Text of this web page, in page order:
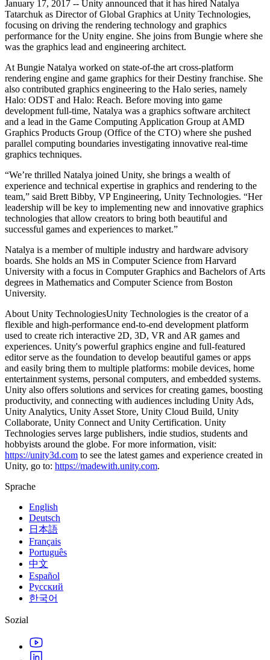
LiveOps
Einblicke nach dem Start und Live-Spielbetrieb
Wachsen Sie
Nutzerakquisition
Entdecken Sie und gewinnen Sie mobile Benutzer
In-App-Käufe
IAP Management über Filialen und D2C hinweg
Monetarisierung
Verbinden Sie Spieler mit den richtigen Spielen
Anwendungsfälle
Mobile Spiele
Mobile Hits mit Unity erstellen und wachsen lassen
Große Spiele mit kleinen Teams veröffentlichen
XR-Spiele
XR-Spiele plattformübergreifend starten
Multiplayer-Spiele
Vereinfachte Entwicklung von Multiplayer-Spielen
Einzelhandel
In-Store-Erlebnisse in Online-Erlebnisse umwandeln
Automobilindustrie
Innovation und Erlebnisse im Auto fördern
Alle Branchen anzeigen
Einblicke
Fallstudien
Erfolgsgeschichten aus der Praxis
Best-Practice-Leitfäden
Experten Tipps und Tricks
Demos
Demos, Beispiele und Bausteine
Alle Ressourcen
Neues
Aktualisierungen, Informationen und technische Tipps
Neuigkeiten
Nachrichten, Geschichten und Pressezentrum
Schließen Sie sich Entwicklern, Kreativen und Insidern an
Unity Awards
Feier der Unity-Schöpfer weltweit
Anleitungen
Umsetzbare Tipps und bewährte Verfahren
Bildung
Für Studierende
Starten Sie Ihre Karriere
Für Lehrkräfte
Optimieren Sie Ihr Lehren
Lizenzstipendium für Bildungseinrichtungen
Bringen Sie die Kraft von Unity in Ihre Institution
Zertifizierungen
Beweisen Sie Ihre Unity-Meisterschaft
January 17, 2017 -- Unity announced that it has hired Natalya
Tatarchuk as Director of Global Graphics at Unity Technologies,
focusing on driving the rendering technology and graphics
performance for the Unity engine. She joins from Bungie where she
was the graphics lead and engineering architect.
At Bungie Natalya worked on state-of-the art cross-platform
rendering engine and game graphics for their Destiny franchise. She
also contributed graphics engineering to the Halo series, namely
Halo: ODST and Halo: Reach. Before moving into game
development full-time, Natalya was a graphics software architect
and a lead in the Game Computing Application Group at AMD
Graphics Products Group (Office of the CTO) where she pushed
parallel computing boundaries investigating innovative real-time
graphics techniques.
“We’re thrilled Natalya joined Unity, she brings a wealth of
experience and technical expertise in graphics and rendering to the
team,” said Brett Bibby, VP Engineering, Unity Technologies. “Her
leadership will be key to implementing new and innovative graphics
technologies that allow creators to bring both beautiful and
successful games and experiences to market.”
Natalya is a member of multiple industry and hardware advisory
boards. She holds an MS in Computer Science from Harvard
University with a focus in Computer Graphics and Bachelors of Arts
degrees in Mathematics and Computer Science from Boston
University.
About Unity TechnologiesUnity Technologies is the creator of a
flexible and high-performance end-to-end development platform
used to create rich interactive 2D, 3D, VR and AR games and
experiences. Unity's powerful graphics engine and full-featured
editor serve as the foundation to develop beautiful games or apps
and easily bring them to multiple platforms: mobile devices, home
entertainment systems, personal computers, and embedded systems.
Unity also offers solutions and services for creating games, boosting
productivity, and connecting with audiences including Unity Ads,
Unity Analytics, Unity Asset Store, Unity Cloud Build, Unity
Collaborate, Unity Connect and Unity Certification. Unity
Technologies serves large publishers, indie studios, students and
hobbyists around the globe. For more information, visit:
https://unity3d.com to see the latest games and experience created in
Unity, go to: https://madewith.unity.com.
Sprache
English
Deutsch
日本語
Français
Português
中文
Español
Русский
한국어
Sozial